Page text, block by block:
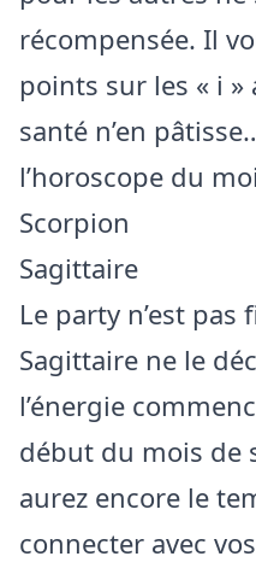
récompensée. Il
points sur les « i
santé n’en
l’horoscope du
Scorpion
Sagittaire
Le party n’est pas
Sagittaire ne le
l’énergie
début du mois de
aurez encore le
connecter avec